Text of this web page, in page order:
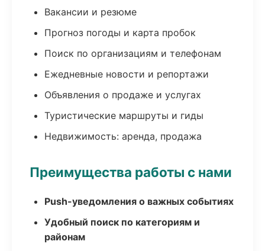
Вакансии и резюме
Прогноз погоды и карта пробок
Поиск по организациям и телефонам
Ежедневные новости и репортажи
Объявления о продаже и услугах
Туристические маршруты и гиды
Недвижимость: аренда, продажа
Преимущества работы с нами
Push-уведомления о важных событиях
Удобный поиск по категориям и
районам